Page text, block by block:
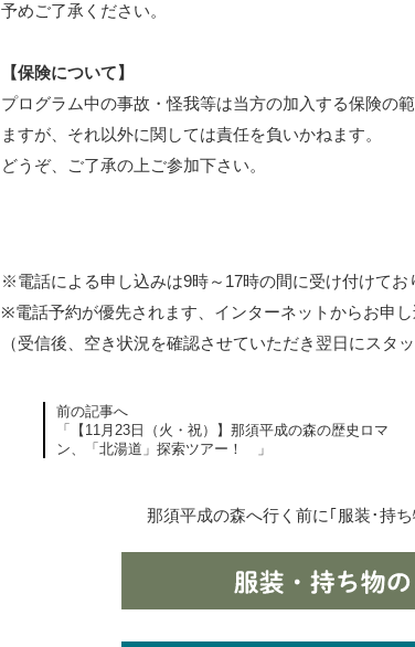
予めご了承ください。
【保険について】
プログラム中の事故・怪我等は当方の加入する保険の
ますが、それ以外に関しては責任を負いかねます。
どうぞ、ご了承の上ご参加下さい。
※電話による申し込みは9時～17時の間に受け付けてお
※電話予約が優先されます、インターネットからお申
（受信後、空き状況を確認させていただき翌日にスタ
前の記事へ
「【11月23日（火・祝）】那須平成の森の歴史ロマ
ン、「北湯道」探索ツアー！ 」
那須平成の森へ行く前に｢服装･持